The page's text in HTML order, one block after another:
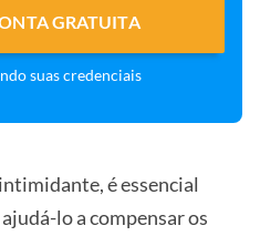
GRATUITA
suas credenciais
é essencial
lo a compensar os